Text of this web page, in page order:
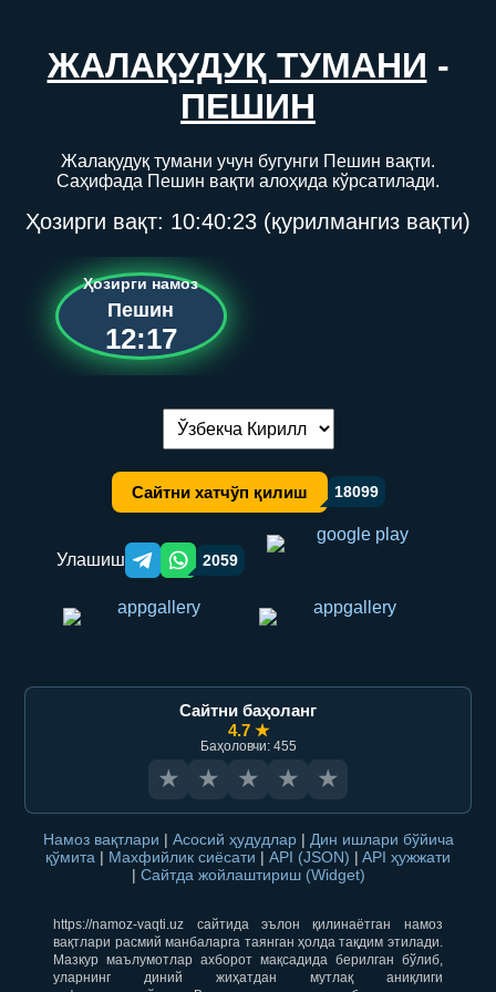
ЖАЛАҚУДУҚ ТУМАНИ -
ПЕШИН
Жалақудуқ тумани учун бугунги Пешин вақти.
Саҳифада Пешин вақти алоҳида кўрсатилади.
Ҳозирги вақт: 10:40:23 (қурилмангиз вақти)
Ҳозирги намоз
Пешин
12:17
Тилни алмаштириш:
Сайтни хатчўп қилиш 18099
Улашиш Telegram orqali ulashish
WhatsApp orqali ulashish
2059
Сайтни баҳоланг
4.7 ★
Баҳоловчи: 455
★ ★ ★ ★ ★
Намоз вақтлари | Асосий ҳудудлар | Дин ишлари бўйича
қўмита | Махфийлик сиёсати | API (JSON) | API ҳужжати
| Сайтда жойлаштириш (Widget)
https://namoz-vaqti.uz сайтида эълон қилинаётган намоз
вақтлари расмий манбаларга таянган ҳолда тақдим этилади.
Мазкур маълумотлар ахборот мақсадида берилган бўлиб,
уларнинг диний жиҳатдан мутлақ аниқлиги